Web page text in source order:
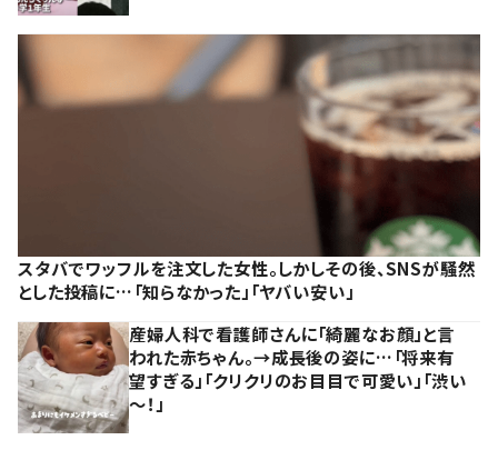
スタバでワッフルを注文した女性。しかしその後、SNSが騒然
とした投稿に…「知らなかった」「ヤバい安い」
産婦人科で看護師さんに「綺麗なお顔」と言
われた赤ちゃん。→成長後の姿に…「将来有
望すぎる」「クリクリのお目目で可愛い」「渋い
～！」